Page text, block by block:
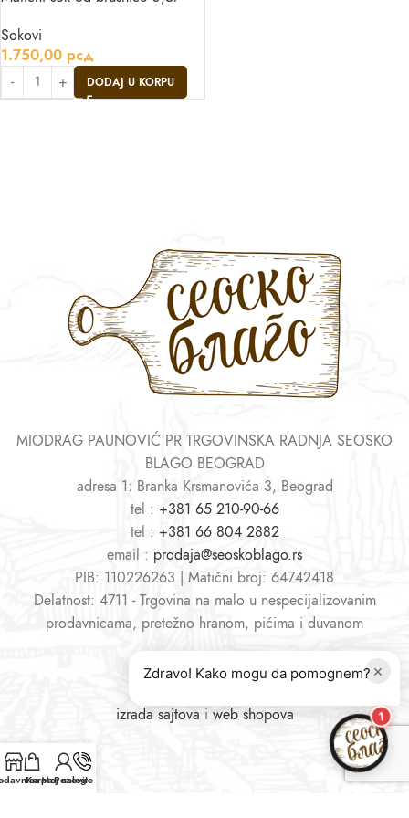
Sokovi
1.750,00 рсд
DODAJ U KORPU
MIODRAG PAUNOVIĆ PR TRGOVINSKA RADNJA SEOSKO
BLAGO BEOGRAD
adresa 1: Branka Krsmanovića 3, Beograd
tel : +381 65 210-90-66
tel : +381 66 804 2882
email : prodaja@seoskoblago.rs
PIB: 110226263 | Matični broj: 64742418
Delatnost: 4711 - Trgovina na malo u nespecijalizovanim
prodavnicama, pretežno hranom, pićima i duvanom
izrada sajtova i web shopova
KorpaMoj nalog
Pozovite nas
×
Zdravo! Kako mogu da pomognem?
1